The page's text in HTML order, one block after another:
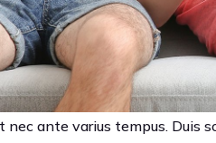
nec ante varius tempus. Duis